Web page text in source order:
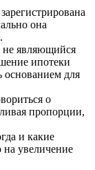
она
не являющийся
ипотеки
для
о
пропорции,
и какие
на увеличение